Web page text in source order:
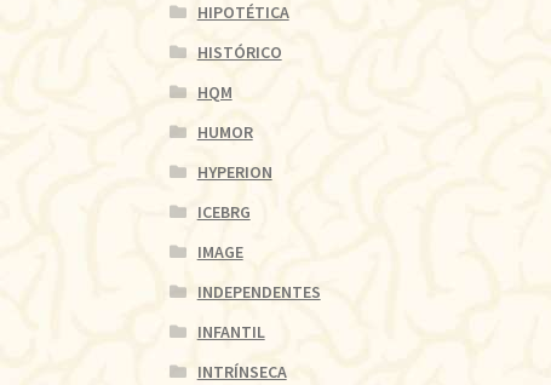
HIPOTÉTICA
HISTÓRICO
HQM
HUMOR
HYPERION
ICEBRG
IMAGE
INDEPENDENTES
INFANTIL
INTRÍNSECA